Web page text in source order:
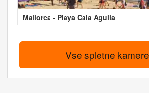
Mallorca - Playa Cala Agulla
Vse spletne kamere